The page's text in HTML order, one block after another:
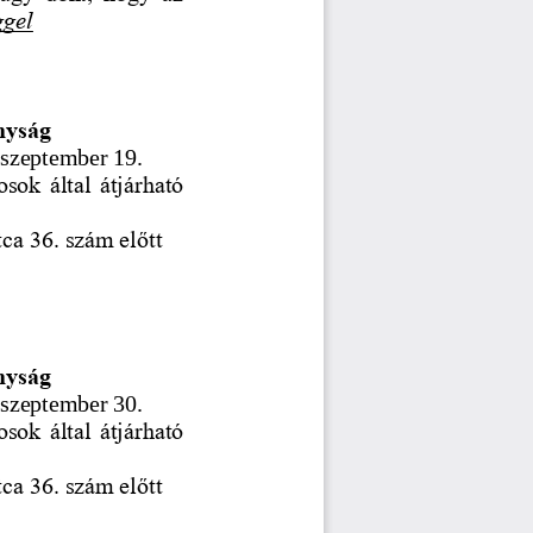
19.
által átjárható
36. szám előtt
30.
által átjárható
36. szám előtt